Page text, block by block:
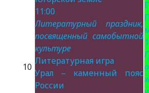
10
11:00
Литературный праздник,
посвященный самобытной
культуре
Литературная игра
Урал – каменный пояс
России